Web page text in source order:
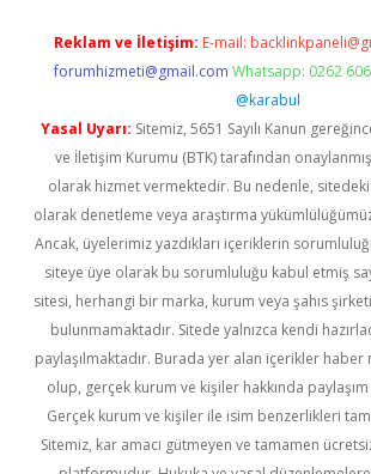
Reklam ve İletişim: E-mail:
forumhizmeti@gmail.com Whatsapp: 0262
@karabul
Yasal Uyarı: Sitemiz, 5651 Sayılı Kanun
ve İletişim Kurumu (BTK) tarafından onaylanmış
olarak hizmet vermektedir. Bu nedenle,
olarak denetleme veya araştırma
Ancak, üyelerimiz yazdıkları içeriklerin
siteye üye olarak bu sorumluluğu kabul etmiş
sitesi, herhangi bir marka, kurum veya şahıs
bulunmamaktadır. Sitede yalnızca kendi
paylaşılmaktadır. Burada yer alan içerikler haber
olup, gerçek kurum ve kişiler hakkında
Gerçek kurum ve kişiler ile isim benzerlikleri
Sitemiz, kar amacı gütmeyen ve tamamen